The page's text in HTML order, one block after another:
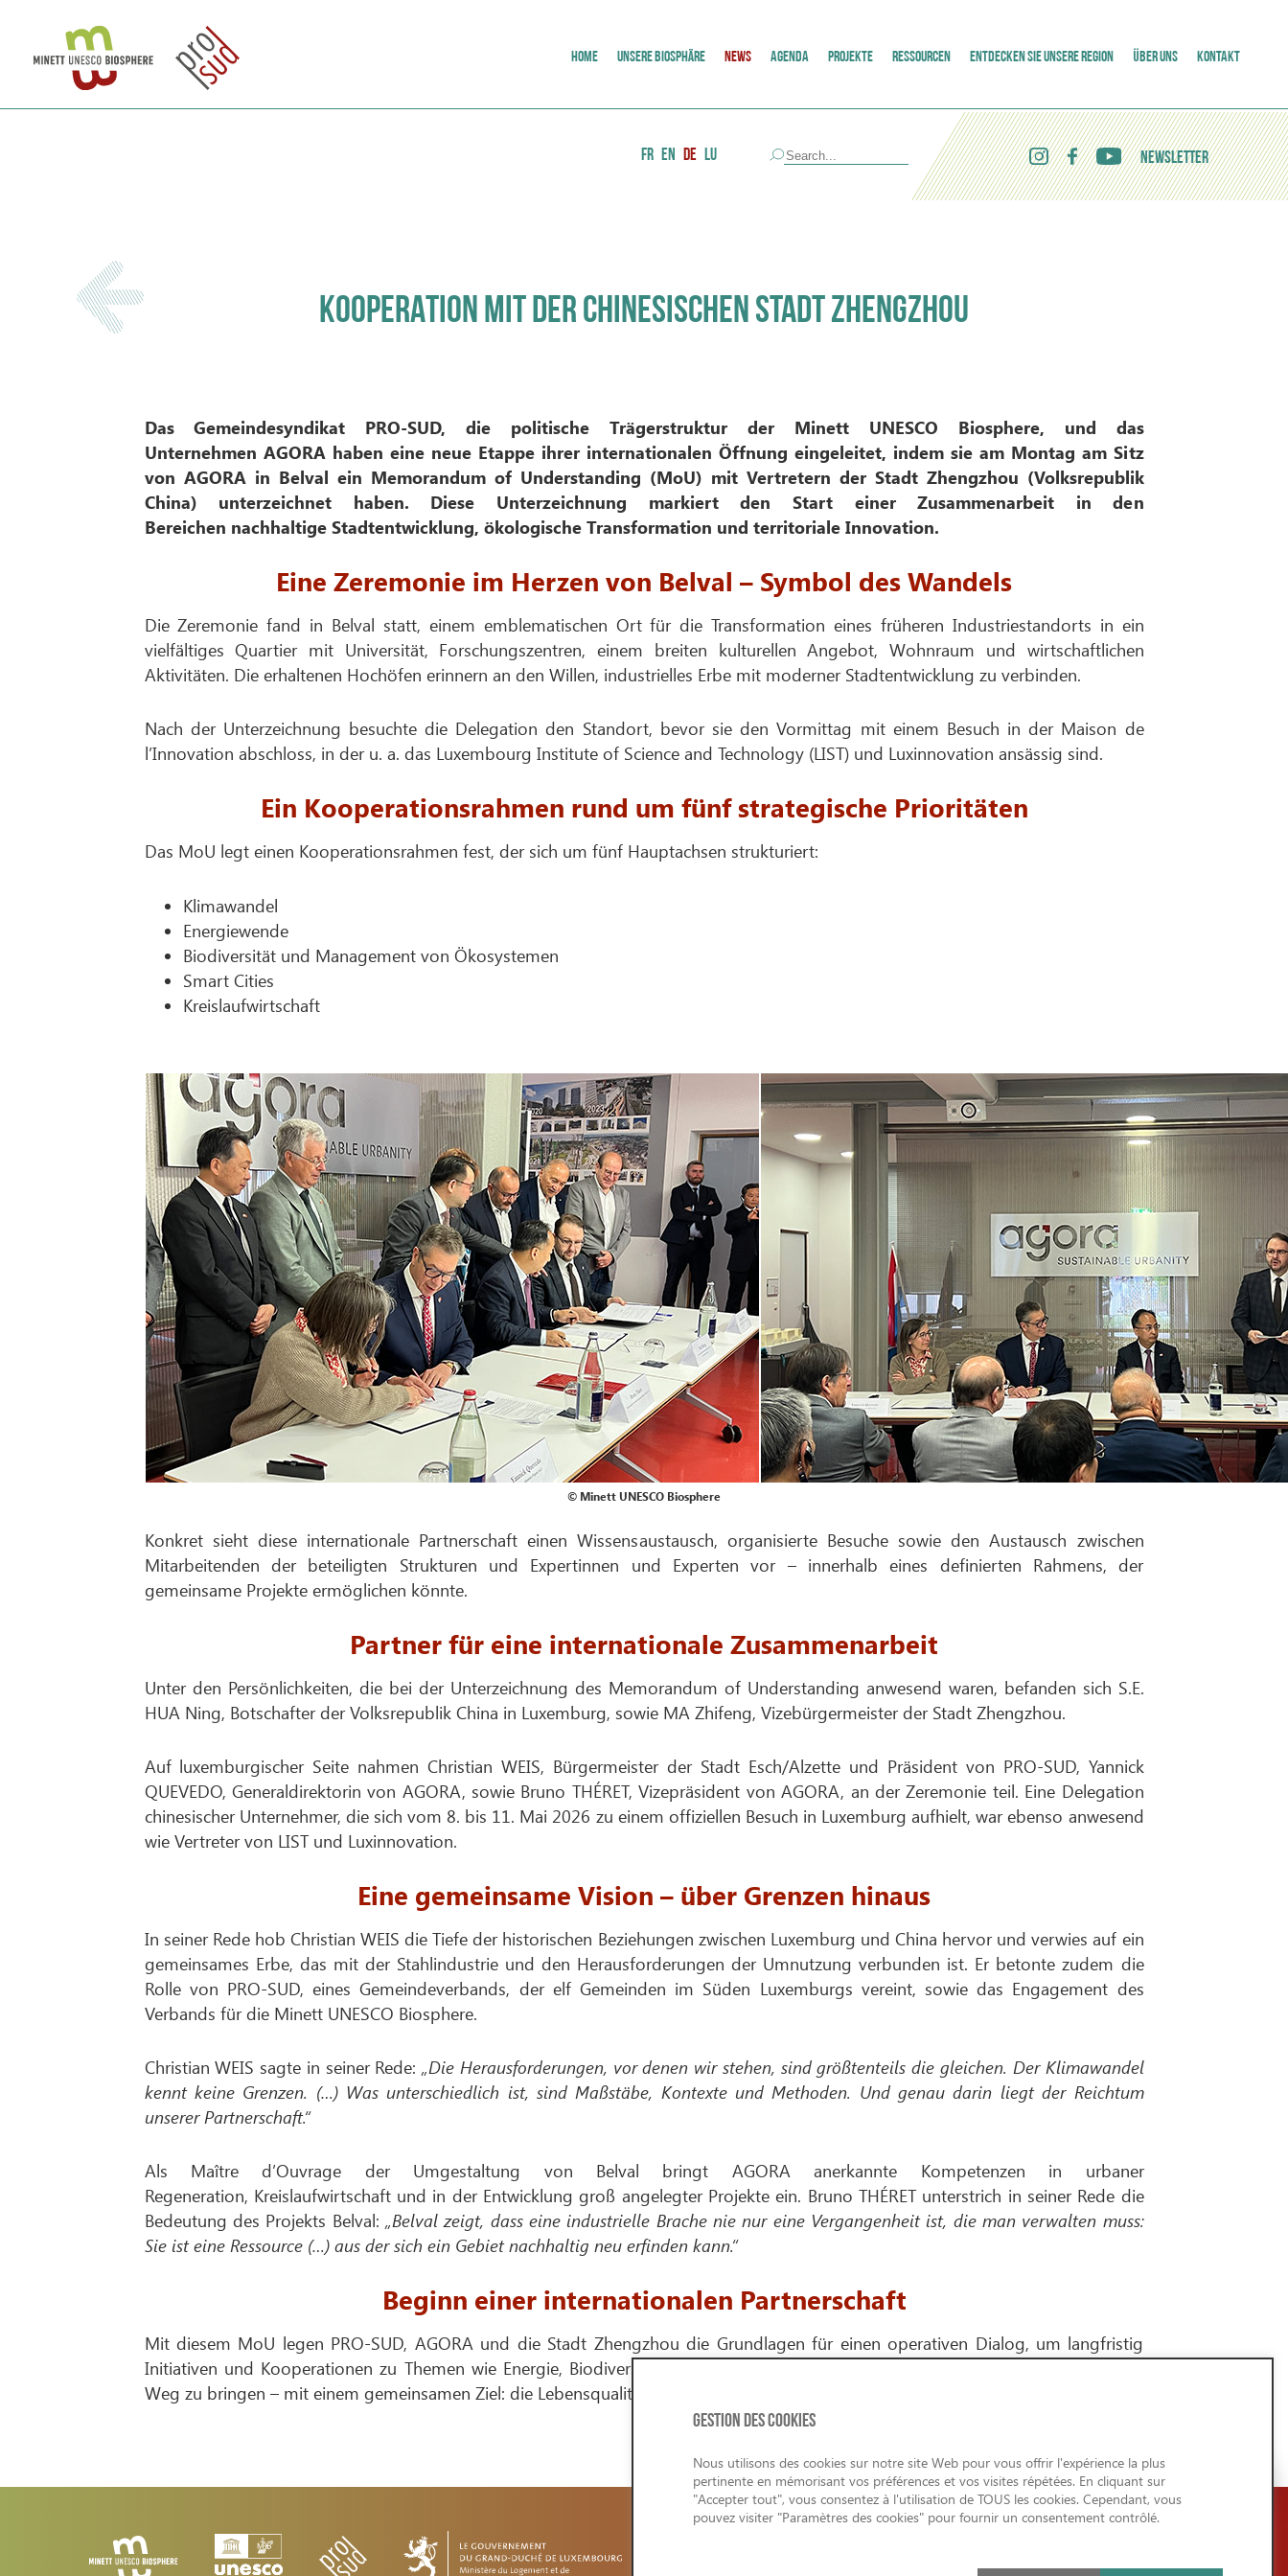
HOME UNSERE BIOSPHÄRE NEWS AGENDA PROJEKTE RESSOURCEN ENTDECKEN SIE UNSERE REGION ÜBER UNS KONTAKT
FR EN DE LU NEWSLETTER
KOOPERATION MIT DER CHINESISCHEN STADT ZHENGZHOU
Das Gemeindesyndikat PRO-SUD, die politische Trägerstruktur der Minett UNESCO Biosphere, und das
Unternehmen AGORA haben eine neue Etappe ihrer internationalen Öffnung eingeleitet, indem sie am Montag am Sitz
von AGORA in Belval ein Memorandum of Understanding (MoU) mit Vertretern der Stadt Zhengzhou (Volksrepublik
China) unterzeichnet haben. Diese Unterzeichnung markiert den Start einer Zusammenarbeit in den
Bereichen nachhaltige Stadtentwicklung, ökologische Transformation und territoriale Innovation.
Eine Zeremonie im Herzen von Belval – Symbol des Wandels
Die Zeremonie fand in Belval statt, einem emblematischen Ort für die Transformation eines früheren Industriestandorts in ein
vielfältiges Quartier mit Universität, Forschungszentren, einem breiten kulturellen Angebot, Wohnraum und wirtschaftlichen
Aktivitäten. Die erhaltenen Hochöfen erinnern an den Willen, industrielles Erbe mit moderner Stadtentwicklung zu verbinden.
Nach der Unterzeichnung besuchte die Delegation den Standort, bevor sie den Vormittag mit einem Besuch in der Maison de
l’Innovation abschloss, in der u. a. das Luxembourg Institute of Science and Technology (LIST) und Luxinnovation ansässig sind.
Ein Kooperationsrahmen rund um fünf strategische Prioritäten
Das MoU legt einen Kooperationsrahmen fest, der sich um fünf Hauptachsen strukturiert:
Klimawandel
Energiewende
Biodiversität und Management von Ökosystemen
Smart Cities
Kreislaufwirtschaft
© Minett UNESCO Biosphere
Konkret sieht diese internationale Partnerschaft einen Wissensaustausch, organisierte Besuche sowie den Austausch zwischen
Mitarbeitenden der beteiligten Strukturen und Expertinnen und Experten vor – innerhalb eines definierten Rahmens, der
gemeinsame Projekte ermöglichen könnte.
Partner für eine internationale Zusammenarbeit
Unter den Persönlichkeiten, die bei der Unterzeichnung des Memorandum of Understanding anwesend waren, befanden sich S.E.
HUA Ning, Botschafter der Volksrepublik China in Luxemburg, sowie MA Zhifeng, Vizebürgermeister der Stadt Zhengzhou.
Auf luxemburgischer Seite nahmen Christian WEIS, Bürgermeister der Stadt Esch/Alzette und Präsident von PRO-SUD, Yannick
QUEVEDO, Generaldirektorin von AGORA, sowie Bruno THÉRET, Vizepräsident von AGORA, an der Zeremonie teil. Eine Delegation
chinesischer Unternehmer, die sich vom 8. bis 11. Mai 2026 zu einem offiziellen Besuch in Luxemburg aufhielt, war ebenso anwesend
wie Vertreter von LIST und Luxinnovation.
Eine gemeinsame Vision – über Grenzen hinaus
In seiner Rede hob Christian WEIS die Tiefe der historischen Beziehungen zwischen Luxemburg und China hervor und verwies auf ein
gemeinsames Erbe, das mit der Stahlindustrie und den Herausforderungen der Umnutzung verbunden ist. Er betonte zudem die
Rolle von PRO-SUD, eines Gemeindeverbands, der elf Gemeinden im Süden Luxemburgs vereint, sowie das Engagement des
Verbands für die Minett UNESCO Biosphere.
Christian WEIS sagte in seiner Rede:„Die Herausforderungen, vor denen wir stehen, sind größtenteils die gleichen. Der Klimawandel
kennt keine Grenzen. (…) Was unterschiedlich ist, sind Maßstäbe, Kontexte und Methoden. Und genau darin liegt der Reichtum
unserer Partnerschaft.“
Als Maître d’Ouvrage der Umgestaltung von Belval bringt AGORA anerkannte Kompetenzen in urbaner
Regeneration, Kreislaufwirtschaft und in der Entwicklung groß angelegter Projekte ein. Bruno THÉRET unterstrich in seiner Rede die
Bedeutung des Projekts Belval: „Belval zeigt, dass eine industrielle Brache nie nur eine Vergangenheit ist, die man verwalten muss:
Sie ist eine Ressource (…) aus der sich ein Gebiet nachhaltig neu erfinden kann.“
Beginn einer internationalen Partnerschaft
Mit diesem MoU legen PRO-SUD, AGORA und die Stadt Zhengzhou die Grundlagen für einen operativen Dialog, um langfristig
Initiativen und Kooperationen zu Themen wie Energie, Biodiversität, intelligente urbane Lösungen und Kreislaufwirtschaft auf den
Weg zu bringen – mit einem gemeinsamen Ziel: die Lebensqualität zu verbessern und die Resilienz der Regionen zu stärken.
GESTION DES COOKIES
Nous utilisons des cookies sur notre site Web pour vous offrir l'expérience la plus
pertinente en mémorisant vos préférences et vos visites répétées. En cliquant sur
"Accepter tout", vous consentez à l'utilisation de TOUS les cookies. Cependant, vous
pouvez visiter "Paramètres des cookies" pour fournir un consentement contrôlé.